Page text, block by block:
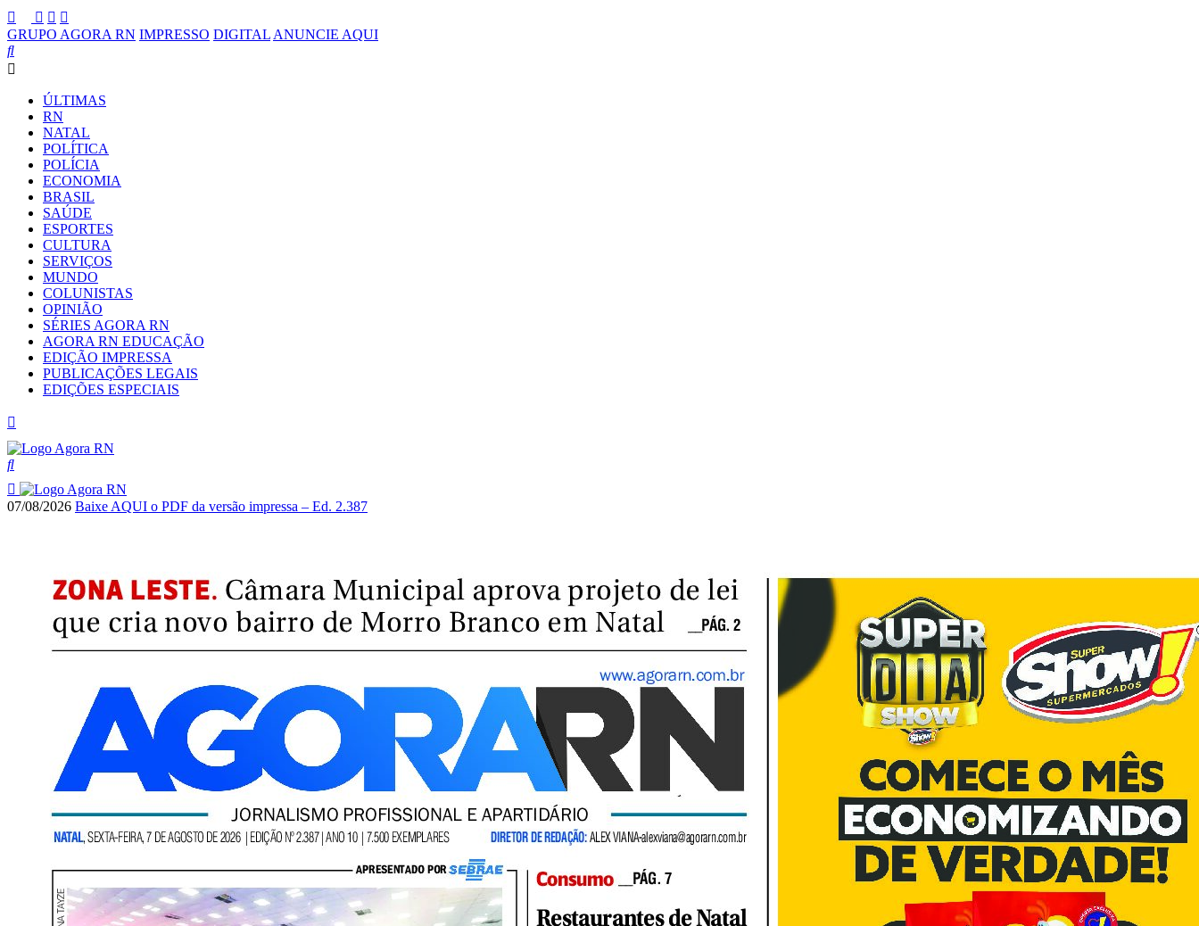
GRUPO AGORA RN IMPRESSO DIGITAL ANUNCIE AQUI
ÚLTIMAS
RN
NATAL
POLÍTICA
POLÍCIA
ECONOMIA
BRASIL
SAÚDE
ESPORTES
CULTURA
SERVIÇOS
MUNDO
COLUNISTAS
OPINIÃO
SÉRIES AGORA RN
AGORA RN EDUCAÇÃO
EDIÇÃO IMPRESSA
PUBLICAÇÕES LEGAIS
EDIÇÕES ESPECIAIS
07/08/2026 Baixe AQUI o PDF da versão impressa – Ed. 2.387